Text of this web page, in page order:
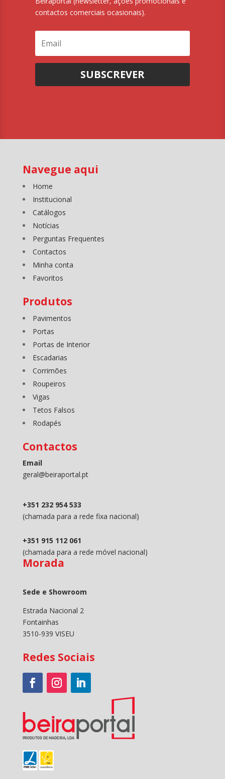
contactos comerciais ocasionais).
SUBSCREVER
Navegue aqui
Home
Institucional
Catálogos
Notícias
Perguntas Frequentes
Contactos
Minha conta
Favoritos
Produtos
Pavimentos
Portas
Portas de Interior
Escadarias
Corrimões
Roupeiros
Vigas
Tetos Falsos
Rodapés
Contactos
Email
geral@beiraportal.pt
+351 232 954 533
(chamada para a rede fixa nacional)
+351 915 112 061
(chamada para a rede móvel nacional)
Morada
Sede e Showroom
Estrada Nacional 2
Fontainhas
3510-939 VISEU
Redes Sociais